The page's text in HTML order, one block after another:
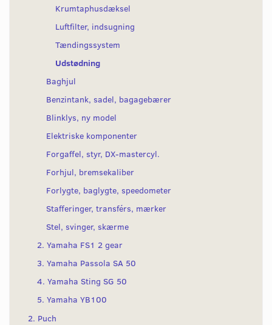
Krumtaphusdæksel
Luftfilter, indsugning
Tændingssystem
Udstødning
Baghjul
Benzintank, sadel, bagagebærer
Blinklys, ny model
Elektriske komponenter
Forgaffel, styr, DX-mastercyl.
Forhjul, bremsekaliber
Forlygte, baglygte, speedometer
Stafferinger, transférs, mærker
Stel, svinger, skærme
2. Yamaha FS1 2 gear
3. Yamaha Passola SA 50
4. Yamaha Sting SG 50
5. Yamaha YB100
2. Puch